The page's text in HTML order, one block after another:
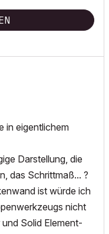
in eigentlichem
Darstellung, die
das Schrittmaß... ?
ist würde ich
nicht
Solid Element-